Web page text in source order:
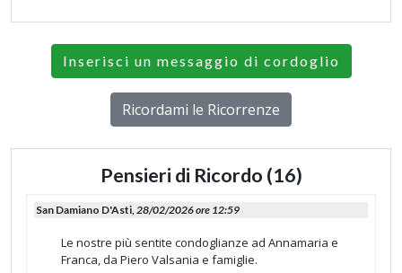
Inserisci un messaggio di cordoglio
Ricordami le Ricorrenze
Pensieri di Ricordo (16)
San Damiano D'Asti,28/02/2026 ore 12:59
Le nostre più sentite condoglianze ad Annamaria e
Franca, da Piero Valsania e famiglie.